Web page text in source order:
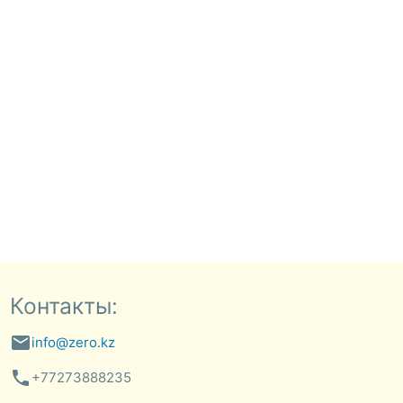
Контакты:
emailinfo@zero.kz
phone +77273888235